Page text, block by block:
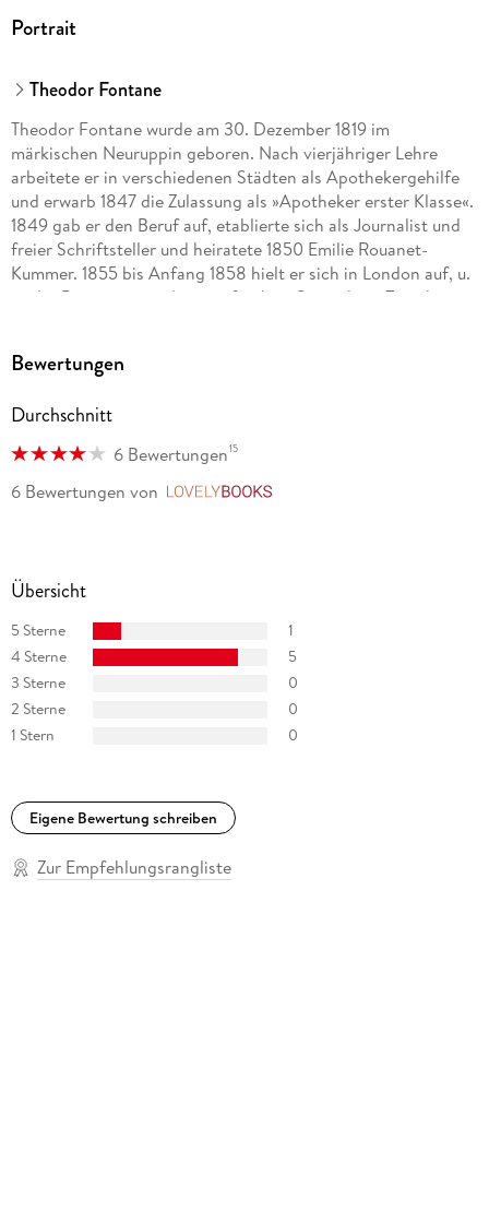
Portrait
Theodor Fontane
Theodor Fontane wurde am 30. Dezember 1819 im
märkischen Neuruppin geboren. Nach vierjähriger Lehre
arbeitete er in verschiedenen Städten als Apothekergehilfe
und erwarb 1847 die Zulassung als »Apotheker erster Klasse«.
1849 gab er den Beruf auf, etablierte sich als Journalist und
freier Schriftsteller und heiratete 1850 Emilie Rouanet-
Kummer. 1855 bis Anfang 1858 hielt er sich in London auf, u.
a. als »Presseagent« des preußischen Gesandten. Zwischen
als Kriegsberichterstatter und Reiseschriftsteller war
Zeitung«. In seinem 60. Lebensjahr trat er als Romancier an
die Öffentlichkeit. Dem ersten Roman »Vor dem Sturm«
(1878) folgten in kurzen Abständen seine berühmt
gewordenen Romane und Erzählungen sowie die beiden
Bewertungen
Durchschnitt
6 Bewertungen15
6 Bewertungen von
Übersicht
5 Sterne
1
4 Sterne
5
3 Sterne
0
2 Sterne
0
1 Stern
0
Eigene Bewertung schreiben
Zur Empfehlungsrangliste